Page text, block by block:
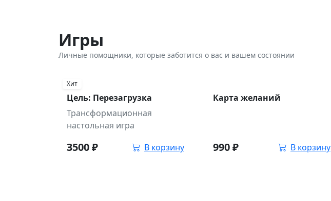
Игры
Личные помощники, которые заботится о вас и вашем состоянии
Хит
Цель: Перезагрузка
Трансформационная
настольная игра
3500₽ В корзину
Карта желаний
990₽ В корзину